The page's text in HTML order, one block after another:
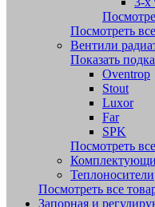
Посмотреть
Вентили
Показать
Oventrop
Stout
Luxor
Far
SPK
Посмотреть
Теплоносители
Посмотреть все
Запорная и